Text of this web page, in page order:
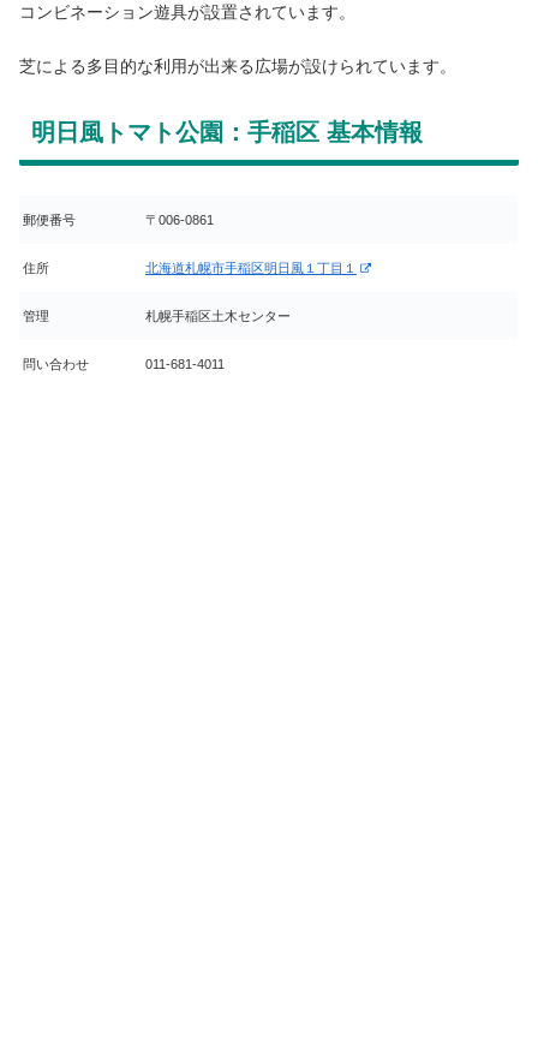
コンビネーション遊具が設置されています。
芝による多目的な利用が出来る広場が設けられています。
明日風トマト公園：手稲区 基本情報
郵便番号 〒006-0861
住所 北海道札幌市手稲区明日風１丁目１
管理 札幌手稲区土木センター
問い合わせ 011-681-4011